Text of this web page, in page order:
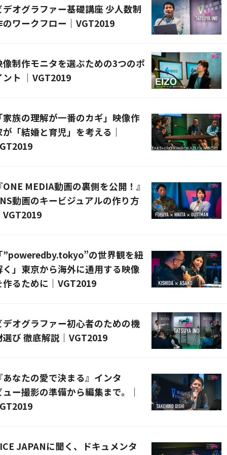
デオグラファー基礎講座 少人数制
のワークフロー｜VGT2019
像制作モニタを選ぶための3つのポ
ント ｜VGT2019
家族の理解が一番のカギ」映像作
が「結婚と育児」を考える｜
ONE MEDIA動画の裏側を公開！』
動画のキービジュアルの作り方
VGT2019
”poweredby.tokyo”の世界観を紐
く」東京から海外に通用する映像
作るために｜VGT2019
デオグラファー初心者のための機
選び 徹底解説｜VGT2019
あなたの愛で決まる』インタ
ュー撮影の準備から編集まで。｜
JAPANに聞く、ドキュメンタ